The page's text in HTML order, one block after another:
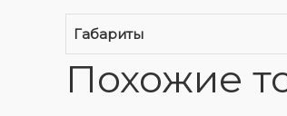
Габариты
Похожие